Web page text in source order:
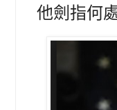
他劍指何